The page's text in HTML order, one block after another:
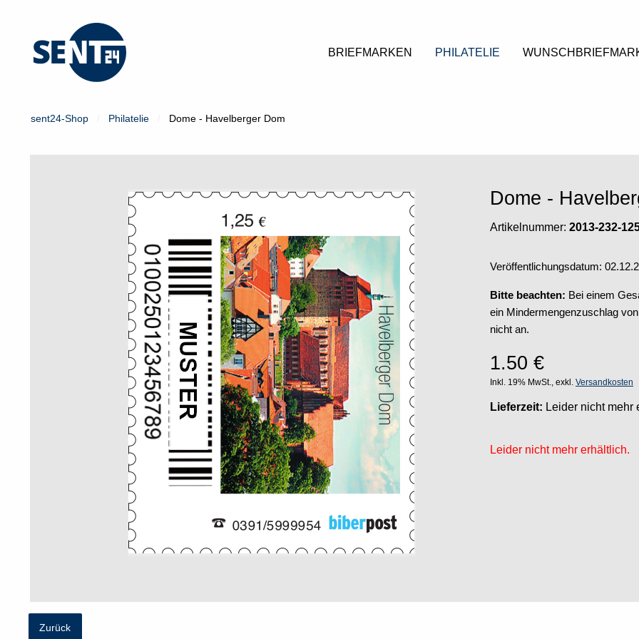
BRIEFMARKEN PHILATELIE
sent24-Shop Philatelie Dome - Havelberger Dom
Dome -
Artikelnummer: 2013-232-
Veröffentlichungsdatum:
Bitte beachten: Bei einem
ein Mindermengenzuschlag
nicht an.
1.50 €
Inkl. 19% MwSt., exkl. Versandkosten
Lieferzeit: Leider nicht mehr
Leider nicht mehr erhältlich.
Zurück